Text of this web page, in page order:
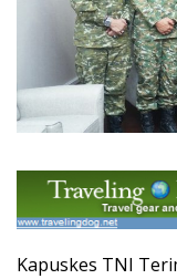
Kapuskes TNI